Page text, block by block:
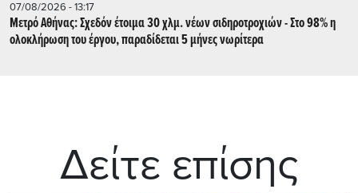
07/08/2026 - 13:17
Μετρό Αθήνας: Σχεδόν έτοιμα 30 χλμ. νέων σιδηροτροχιών - Στο 98% η
ολοκλήρωση του έργου, παραδίδεται 5 μήνες νωρίτερα
Δείτε επίσης